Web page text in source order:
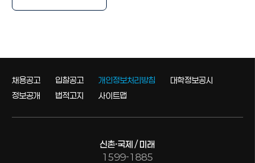
채용공고 입찰공고 개인정보처리방침
대학정보공시
정보공개
법적고지 사이트맵
신촌·국제 / 미래
1599-1885